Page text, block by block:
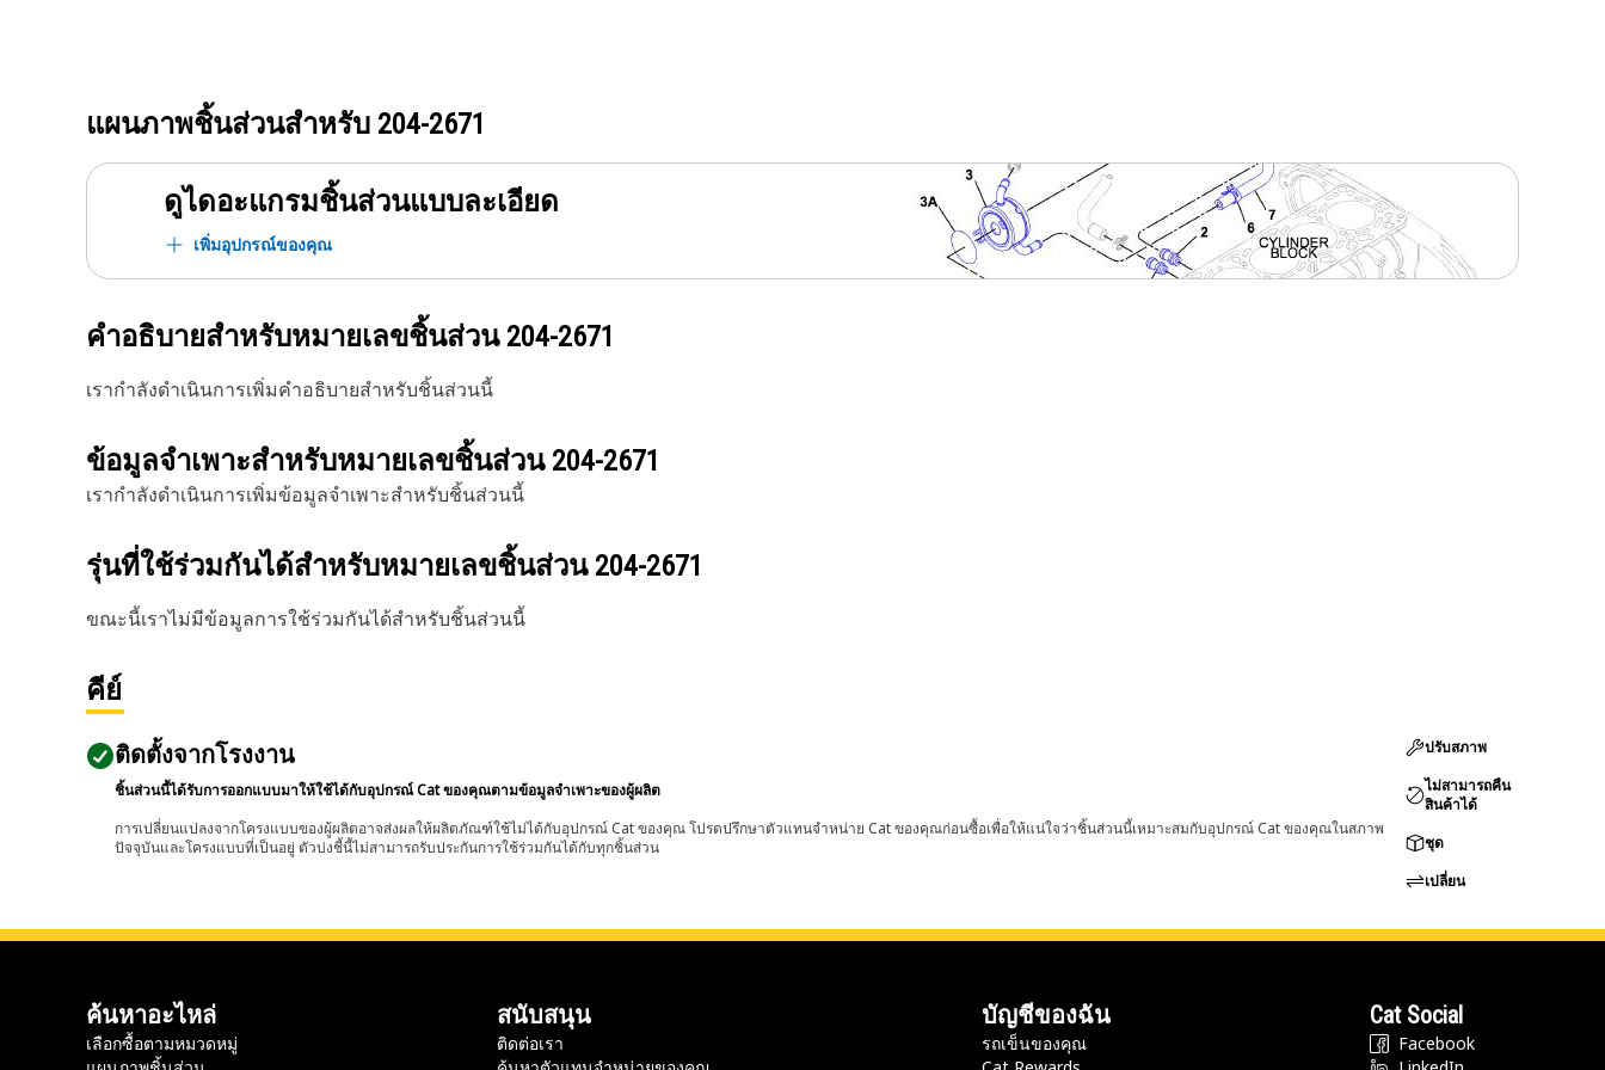
แผนภาพชิ้นส่วนสำหรับ 204-2671
ดูไดอะแกรมชิ้นส่วนแบบละเอียด
เพิ่มอุปกรณ์ของคุณ
คำอธิบายสำหรับหมายเลขชิ้นส่วน 204-2671
เรากำลังดำเนินการเพิ่มคำอธิบายสำหรับชิ้นส่วนนี้
ข้อมูลจำเพาะสำหรับหมายเลขชิ้นส่วน 204-2671
เรากำลังดำเนินการเพิ่มข้อมูลจำเพาะสำหรับชิ้นส่วนนี้
รุ่นที่ใช้ร่วมกันได้สำหรับหมายเลขชิ้นส่วน 204-2671
ขณะนี้เราไม่มีข้อมูลการใช้ร่วมกันได้สำหรับชิ้นส่วนนี้
คีย์
ติดตั้งจากโรงงาน
ชิ้นส่วนนี้ได้รับการออกแบบมาให้ใช้ได้กับอุปกรณ์ Cat ของคุณตามข้อมูลจำเพาะของผู้ผลิต
การเปลี่ยนแปลงจากโครงแบบของผู้ผลิตอาจส่งผลให้ผลิตภัณฑ์ใช้ไม่ได้กับอุปกรณ์ Cat ของคุณ โปรดปรึกษาตัวแทนจำหน่าย Cat ของคุณก่อนซื้อเพื่อให้แน่ใจว่าชิ้นส่วนนี้เหมาะสมกับอุปกรณ์ Cat ของคุณในสภาพ
ปัจจุบันและโครงแบบที่เป็นอยู่ ตัวบ่งชี้นี้ไม่สามารถรับประกันการใช้ร่วมกันได้กับทุกชิ้นส่วน
ปรับสภาพ
ไม่สามารถคืน
สินค้าได้
ชุด
เปลี่ยน
ค้นหาอะไหล่
เลือกซื้อตามหมวดหมู่
สนับสนุน
ติดต่อเรา
บัญชีของฉัน
รถเข็นของคุณ
Cat Social
Facebook